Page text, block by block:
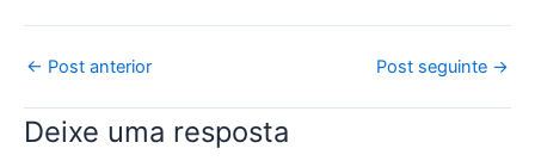
Post
← Post anterior Post seguinte →
Deixe uma resposta